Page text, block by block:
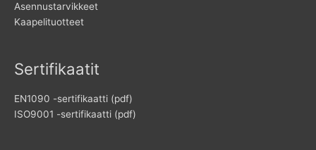
Asennustarvikkeet
Kaapelituotteet
Sertifikaatit
EN1090 -sertifikaatti (pdf)
ISO9001 -sertifikaatti (pdf)